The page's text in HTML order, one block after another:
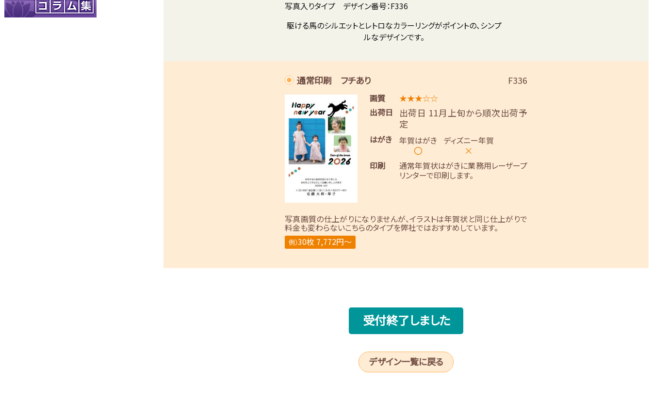
写真入りタイプ デザイン番号：F336
駆ける馬のシルエットとレトロなカラーリングがポイントの、シンプ
ルなデザインです。
通常印刷 フチあり F336
画質
★★★☆☆
出荷日
出荷日 11月上旬から順次出荷予
定
はがき 年賀はがき
〇
ディズニー年賀
×
印刷
通常年賀状はがきに業務用レーザープ
リンターで印刷します。
写真画質の仕上がりになりませんが、イラストは年賀状と同じ仕上がりで
料金も変わらないこちらのタイプを弊社ではおすすめしています。
例）30枚 7,772円～
受付終了しました
デザイン一覧に戻る